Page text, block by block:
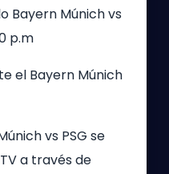
Bayern Múnich vs
p.m
el Bayern Múnich
vs PSG se
a través de